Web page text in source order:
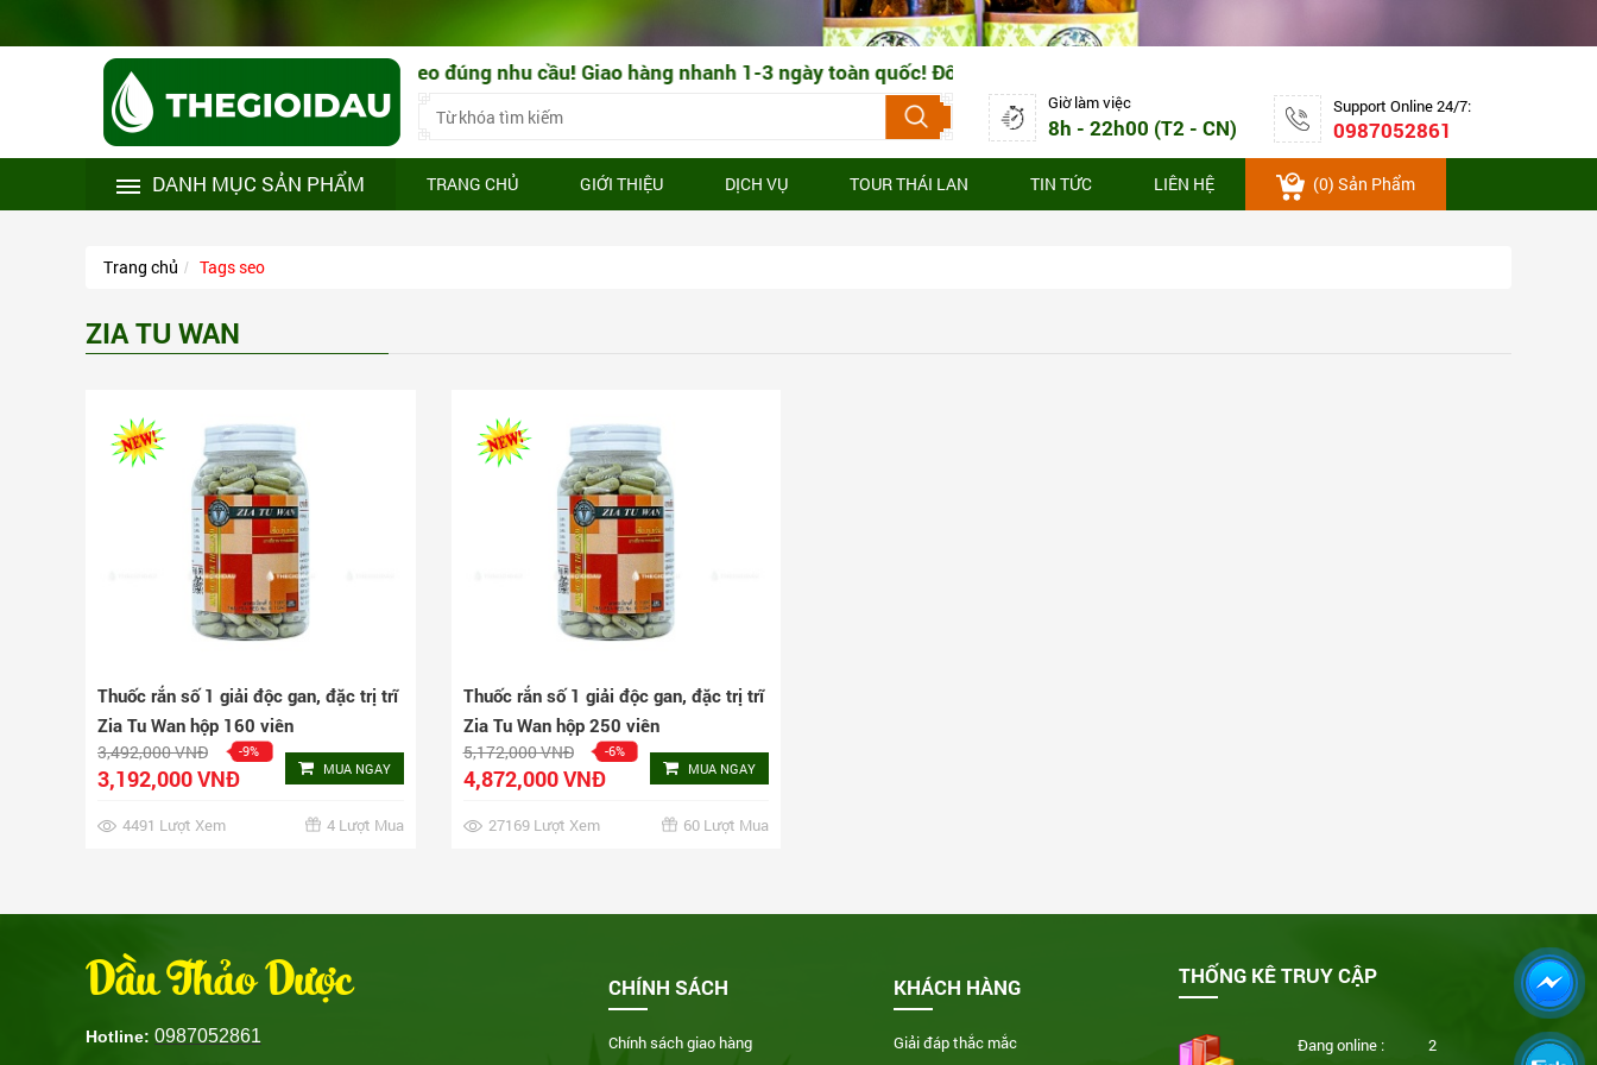
sản phẩm chính hãng! Tư vấn sử dụng theo đúng nhu cầu! Giao hàng nhanh 1-3 ngày toàn quốc! Đổi trả nhanh chóng 3-7 ngày làm việc
Giờ làm việc
8h - 22h00 (T2 - CN)
Support Online 24/7:
0987052861
DANH MỤC SẢN PHẨM
TRANG CHỦ GIỚI THIỆU DỊCH VỤ TOUR THÁI LAN TIN TỨC LIÊN HỆ (0) Sản Phẩm
Trang chủ Tags seo
ZIA TU WAN
Thuốc rắn số 1 giải độc gan, đặc trị trĩ
Zia Tu Wan hộp 160 viên
3,492,000 VNĐ -9%
3,192,000 VNĐ MUA NGAY
4491 Lượt Xem 4 Lượt Mua
Thuốc rắn số 1 giải độc gan, đặc trị trĩ
Zia Tu Wan hộp 250 viên
5,172,000 VNĐ -6%
4,872,000 VNĐ MUA NGAY
27169 Lượt Xem 60 Lượt Mua
Dầu Thảo Dược
Hotline: 0987052861
CHÍNH SÁCH
Chính sách giao hàng
KHÁCH HÀNG
Giải đáp thắc mắc
THỐNG KÊ TRUY CẬP
Đang online : 2